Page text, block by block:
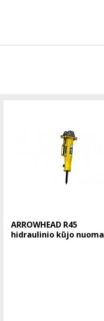
ARROWHEAD R45
hidraulinio kūjo nuoma